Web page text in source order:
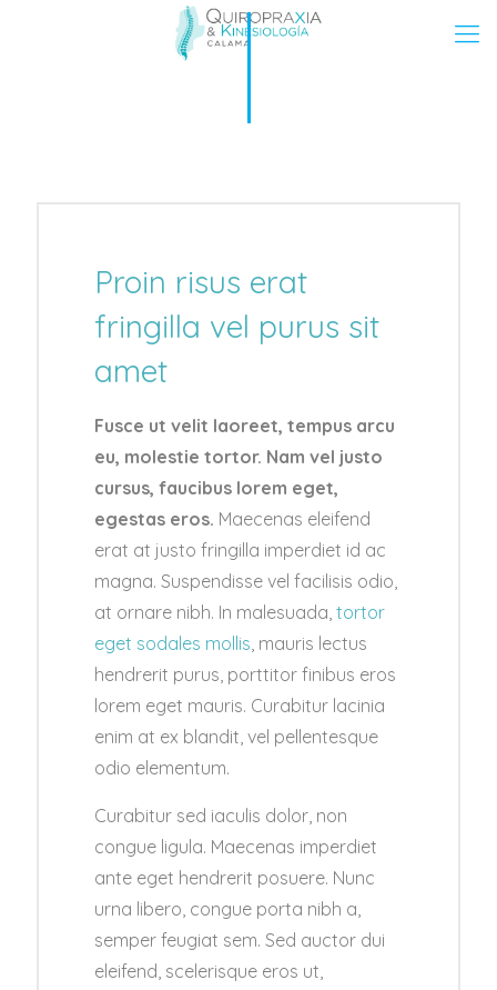
Proin risus erat
fringilla vel purus sit
amet
Fusce ut velit laoreet, tempus arcu
eu, molestie tortor. Nam vel justo
cursus, faucibus lorem eget,
egestas eros. Maecenas eleifend
erat at justo fringilla imperdiet id ac
magna. Suspendisse vel facilisis odio,
at ornare nibh. In malesuada, tortor
eget sodales mollis, mauris lectus
hendrerit purus, porttitor finibus eros
lorem eget mauris. Curabitur lacinia
enim at ex blandit, vel pellentesque
odio elementum.
Curabitur sed iaculis dolor, non
congue ligula. Maecenas imperdiet
ante eget hendrerit posuere. Nunc
urna libero, congue porta nibh a,
semper feugiat sem. Sed auctor dui
eleifend, scelerisque eros ut,